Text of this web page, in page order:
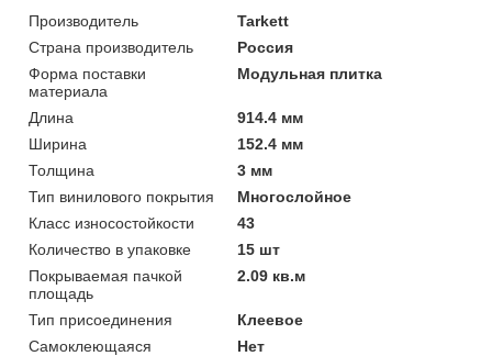
Производитель
Tarkett
Страна производитель
Россия
Форма поставки
материала
Модульная плитка
Длина
914.4 мм
Ширина
152.4 мм
Толщина
3 мм
Тип винилового покрытия
Многослойное
Класс износостойкости
43
Количество в упаковке
15 шт
Покрываемая пачкой
площадь
2.09 кв.м
Тип присоединения
Клеевое
Самоклеющаяся
Нет